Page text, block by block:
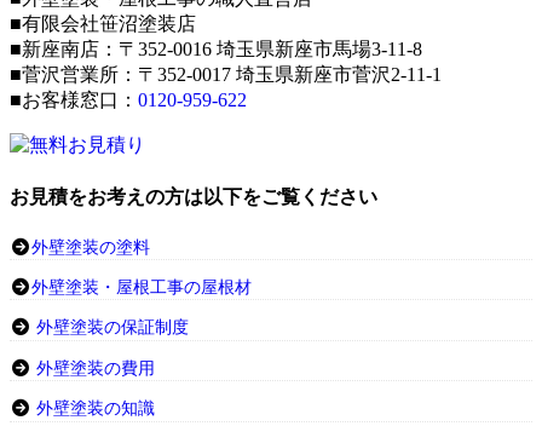
■有限会社笹沼塗装店
■新座南店：〒352-0016 埼玉県新座市馬場3-11-8
■菅沢営業所：〒352-0017 埼玉県新座市菅沢2-11-1
■お客様窓口： 0120-959-622
お見積をお考えの方は以下をご覧ください
外壁塗装の塗料
外壁塗装・屋根工事の屋根材
外壁塗装の保証制度
外壁塗装の費用
外壁塗装の知識